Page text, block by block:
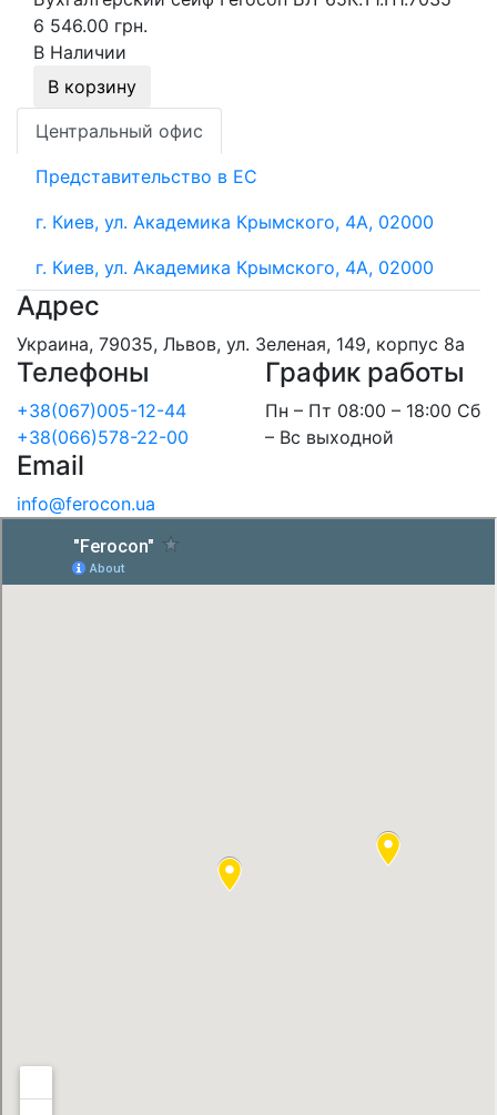
6 546.00 грн.
В Наличии
В корзину
Центральный офис
Представительство в ЕС
г. Киев, ул. Академика Крымского, 4А, 02000
г. Киев, ул. Академика Крымского, 4А, 02000
Адрес
Украина, 79035, Львов, ул. Зеленая, 149, корпус 8а
Телефоны
+38(067)005-12-44
+38(066)578-22-00
График работы
Пн – Пт 08:00 – 18:00 Сб
– Вс выходной
Email
info@ferocon.ua